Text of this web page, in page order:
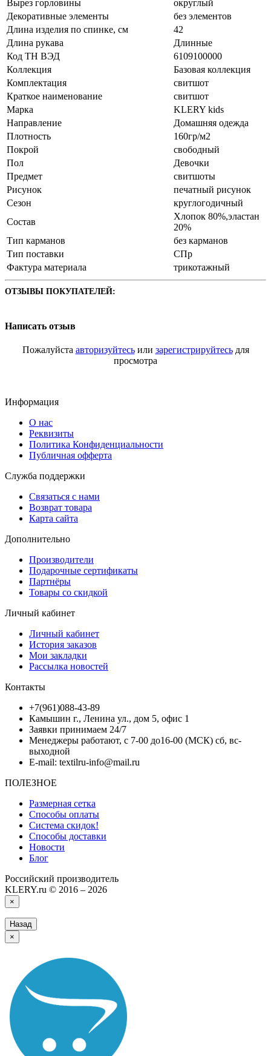
Вырез горловины
округлый
Декоративные элементы
без элементов
Длина изделия по спинке, см
42
Длина рукава
Длинные
Код ТН ВЭД
6109100000
Коллекция
Базовая коллекция
Комплектация
свитшот
Краткое наименование
свитшот
Марка
KLERY kids
Направление
Домашняя одежда
Плотность
160гр/м2
Покрой
свободный
Пол
Девочки
Предмет
свитшоты
Рисунок
печатный рисунок
Сезон
круглогодичный
Состав
Хлопок 80%,эластан
20%
Тип карманов
без карманов
Тип поставки
СПр
Фактура материала
трикотажный
ОТЗЫВЫ ПОКУПАТЕЛЕЙ:
Написать отзыв
Пожалуйста авторизуйтесьили зарегистрируйтесьдля
просмотра
Информация
О нас
Реквизиты
Политика Конфиденциальности
Публичная офферта
Служба поддержки
Связаться с нами
Возврат товара
Карта сайта
Дополнительно
Производители
Подарочные сертификаты
Партнёры
Товары со скидкой
Личный кабинет
Личный кабинет
История заказов
Мои закладки
Рассылка новостей
Контакты
+7(961)088-43-89
Камышин г., Ленина ул., дом 5, офис 1
Заявки принимаем 24/7
Менеджеры работают, с 7-00 до16-00 (МСК) сб, вс-
выходной
E-mail: textilru-info@mail.ru
ПОЛЕЗНОЕ
Размерная сетка
Способы оплаты
Система скидок!
Способы доставки
Новости
Блог
Российский производитель
KLERY.ru © 2016 – 2026
×
Назад
×